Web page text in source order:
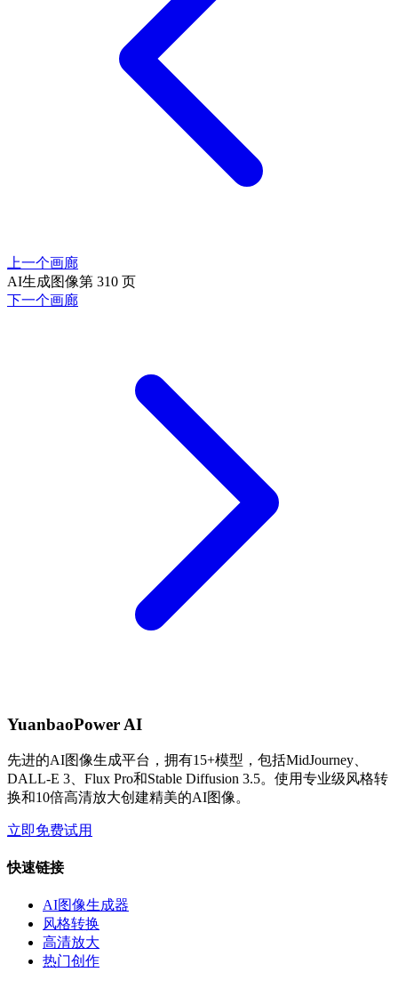
上一个画廊
AI生成图像第 310 页
下一个画廊
YuanbaoPower AI
先进的AI图像生成平台，拥有15+模型，包括MidJourney、
DALL-E 3、Flux Pro和Stable Diffusion 3.5。使用专业级风格转
换和10倍高清放大创建精美的AI图像。
立即免费试用
快速链接
AI图像生成器
风格转换
高清放大
热门创作